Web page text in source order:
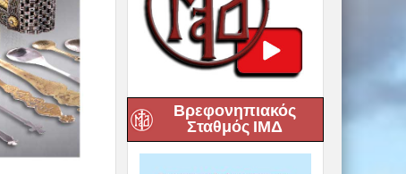
Βρεφονηπιακός
Σταθμός ΙΜΔ